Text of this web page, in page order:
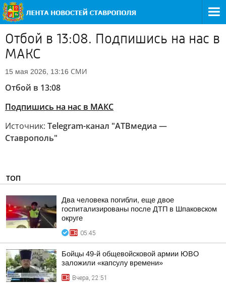
Отбой в 13:08. Подпишись на нас в
МАКС
15 мая 2026, 13:16 СМИ
Отбой в 13:08
Подпишись на нас в МАКС
Источник: Telegram-канал "АТВмедиа —
Ставрополь"
ТОП
Два человека погибли, еще двое
госпитализированы после ДТП в Шпаковском
округе
05:45
Бойцы 49-й общевойсковой армии ЮВО
заложили «капсулу времени»
Вчера, 22:51